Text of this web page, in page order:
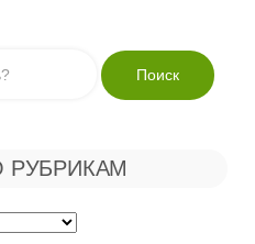
РУБРИКАМ